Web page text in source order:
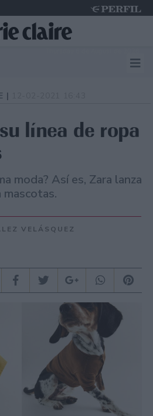
|
línea de ropa
moda? Así es, Zara lanza
mascotas.
VELÁSQUEZ